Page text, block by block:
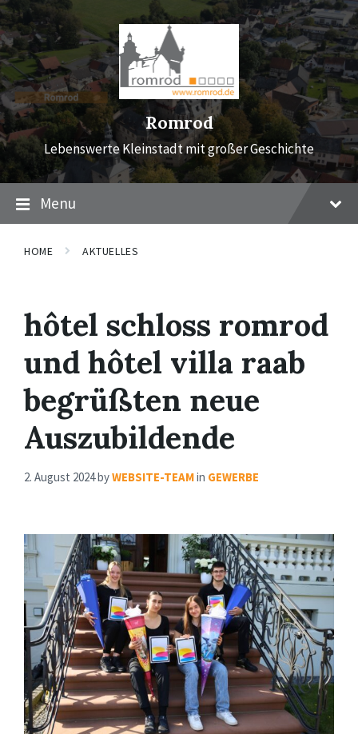
Skip
to
content
Skip
to
main
navigation
Skip
to
footer
Romrod
Lebenswerte Kleinstadt mit großer Geschichte
Menu
HOME AKTUELLES
hôtel schloss romrod
und hôtel villa raab
begrüßten neue
Auszubildende
2. August 2024byWEBSITE-TEAMin GEWERBE